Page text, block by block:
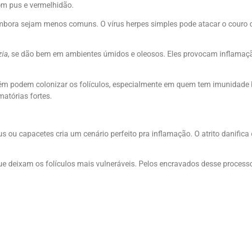
pus e vermelhidão.
sejam menos comuns. O vírus herpes simples pode atacar o couro
, se dão bem em ambientes úmidos e oleosos. Eles provocam
podem colonizar os folículos, especialmente em quem tem imunidade
fortes.
ou capacetes cria um cenário perfeito pra inflamação. O atrito
deixam os folículos mais vulneráveis. Pelos encravados desse